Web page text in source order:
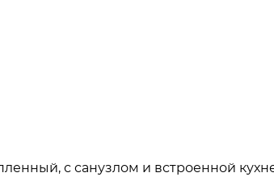
с санузлом и встроенной